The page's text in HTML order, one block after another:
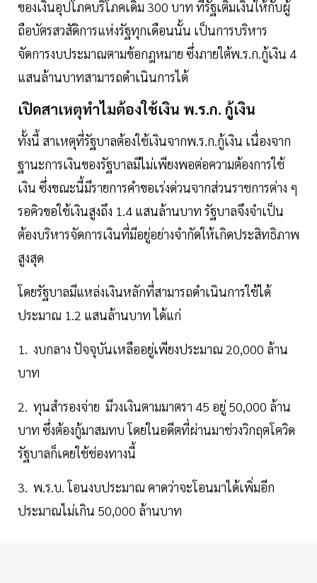
ของเงินอุปโภคบริโภคเดิม 300 บาท ที่รัฐเติมเงินให้กับผู้
ถือบัตรสวสัดิการแห่งรัฐทุกเดือนนั้น เป็นการบริหาร
จัดการงบประมาณตามข้อกฎหมาย ซึ่งภายใต้พ.ร.ก.กู้เงิน 4
แสนล้านบาทสามารถดำเนินการได้
เปิดสาเหตุทำไมต้องใช้เงิน พ.ร.ก. กู้เงิน
ทั้งนี้ สาเหตุที่รัฐบาลต้องใช้เงินจากพ.ร.ก.กู้เงิน เนื่องจาก
ฐานะการเงินของรัฐบาลมีไม่เพียงพอต่อความต้องการใช้
เงิน ซึ่งขณะนี้มีรายการคำขอเร่งด่วนจากส่วนราชการต่าง ๆ
รอคิวขอใช้เงินสูงถึง 1.4 แสนล้านบาท รัฐบาลจึงจำเป็น
ต้องบริหารจัดการเงินที่มีอยู่อย่างจำกัดให้เกิดประสิทธิภาพ
สูงสุด
โดยรัฐบาลมีแหล่งเงินหลักที่สามารถดำเนินการใช้ได้
ประมาณ 1.2 แสนล้านบาท ได้แก่
1. งบกลาง ปัจจุบันเหลืออยู่เพียงประมาณ 20,000 ล้าน
บาท
2. ทุนสำรองจ่าย มีวงเงินตามมาตรา 45 อยู่ 50,000 ล้าน
บาท ซึ่งต้องกู้มาสมทบ โดยในอดีตที่ผ่านมาช่วงวิกฤตโควิด
รัฐบาลก็เคยใช้ช่องทางนี้
3. พ.ร.บ. โอนงบประมาณ คาดว่าจะโอนมาได้เพิ่มอีก
ประมาณไม่เกิน 50,000 ล้านบาท